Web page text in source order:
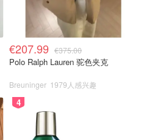
€207.99 €375.00
Polo Ralph Lauren 驼色夹克
Breuninger 1979人感兴趣
4